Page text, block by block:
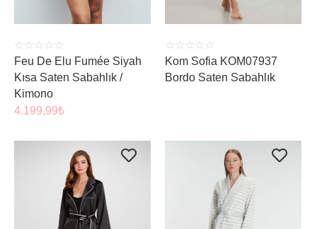
☆ ☆ ☆ ☆ ☆
Feu De Elu Fumée Siyah
Kısa Saten Sabahlık /
Kimono
4.199,99₺
☆ ☆ ☆ ☆ ☆
Kom Sofia KOM07937
Bordo Saten Sabahlık